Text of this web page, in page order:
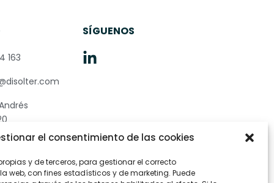
el consentimiento de las cookies
y de terceros, para gestionar el correcto
web, con fines estadísticos y de marketing. Puede
163
-
SÍGUENOS